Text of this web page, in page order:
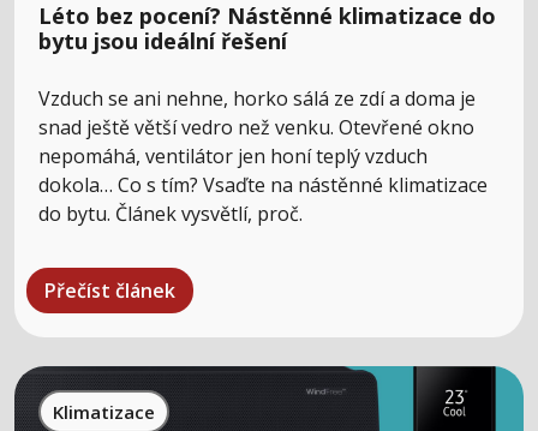
Léto bez pocení? Nástěnné klimatizace do
bytu jsou ideální řešení
Vzduch se ani nehne, horko sálá ze zdí a doma je
snad ještě větší vedro než venku. Otevřené okno
nepomáhá, ventilátor jen honí teplý vzduch
dokola… Co s tím? Vsaďte na nástěnné klimatizace
do bytu. Článek vysvětlí, proč.
Přečíst článek
Klimatizace